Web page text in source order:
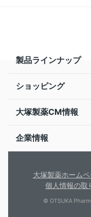
製品ラインナップ
ショッピング
大塚製薬CM情報
企業情報
大塚製薬ホーム
個人情報の取
© OTSUKA